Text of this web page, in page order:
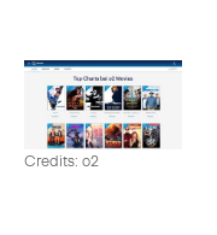
Credits: o2